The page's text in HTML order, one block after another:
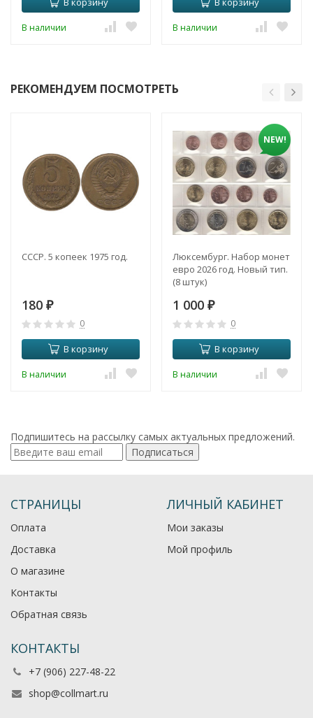
В наличии В наличии
РЕКОМЕНДУЕМ ПОСМОТРЕТЬ
СССР. 5 копеек 1975 год.
180 ₽
0
В корзину
В наличии
NEW!
Люксембург. Набор монет
евро 2026 год. Новый тип.
(8 штук)
1 000 ₽
0
В корзину
В наличии
Подпишитесь на рассылку самых актуальных предложений.
Подписаться
СТРАНИЦЫ
Оплата
Доставка
О магазине
Контакты
Обратная связь
ЛИЧНЫЙ КАБИНЕТ
Мои заказы
Мой профиль
КОНТАКТЫ
+7 (906) 227-48-22
shop@collmart.ru